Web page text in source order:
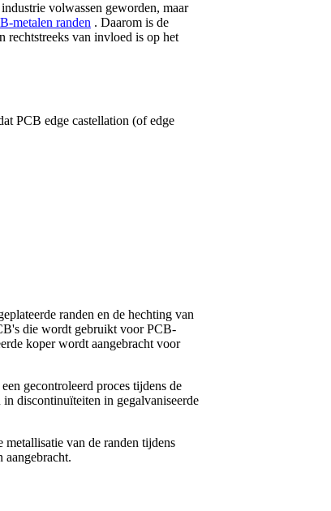
volwassen geworden, maar
metalen randen . Daarom is de
rechtstreeks van invloed is op het
PCB edge castellation (of edge
randen en de hechting van
die wordt gebruikt voor PCB-
koper wordt aangebracht voor
gecontroleerd proces tijdens de
discontinuïteiten in gegalvaniseerde
van de randen tijdens